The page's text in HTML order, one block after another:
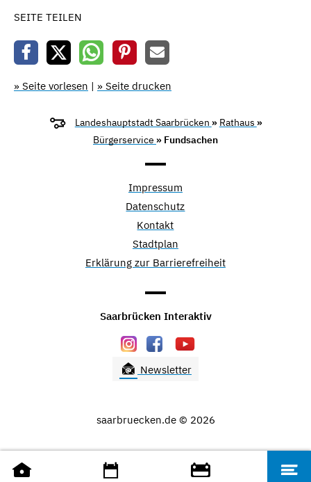
SEITE TEILEN
» Seite vorlesen | » Seite drucken
Landeshauptstadt Saarbrücken » Rathaus »
Bürgerservice » Fundsachen
Impressum
Datenschutz
Kontakt
Stadtplan
Erklärung zur Barrierefreiheit
Saarbrücken Interaktiv
Newsletter
saarbruecken.de © 2026